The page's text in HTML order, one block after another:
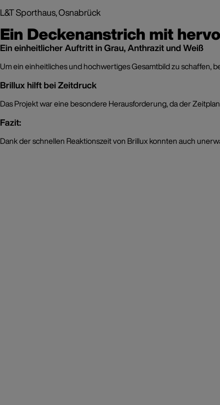
L&T Sporthaus, Osnabrück
Ein Deckenanstrich mit
Ein einheitlicher Auftritt in Grau, Anthrazit und Weiß
Um ein einheitliches und hochwertiges Gesamtbild zu schaffen,
Brillux hilft bei Zeitdruck
Das Projekt war eine besondere Herausforderung, da der
Fazit:
Dank der schnellen Reaktionszeit von Brillux konnten auch